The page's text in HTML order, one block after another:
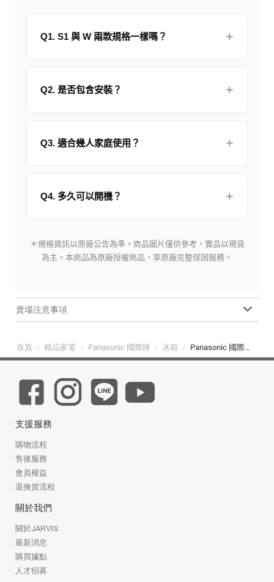
Q1. S1 與 W 兩款規格一樣嗎？
Q2. 是否包含安裝？
Q3. 適合幾人家庭使用？
Q4. 多久可以開機？
＊規格資訊以原廠公告為準。商品圖片僅供參考，實品以現貨
為主。本商品為原廠授權商品，享原廠完整保固服務。
賣場注意事項
首頁 / 精品家電 / Panasonic 國際牌 / 冰箱 / Panasonic 國際牌 NR-B496TV-S1 498L 雙門變頻冰箱 星礦銀
支援服務
購物流程
售後服務
會員權益
退換貨流程
關於我們
關於JARVIS
最新消息
購買據點
人才招募